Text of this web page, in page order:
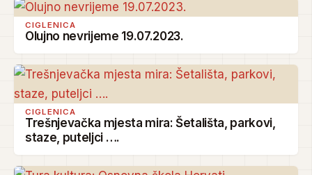
CIGLENICA
Olujno nevrijeme 19.07.2023.
CIGLENICA
Trešnjevačka mjesta mira: Šetališta, parkovi,
staze, puteljci ….